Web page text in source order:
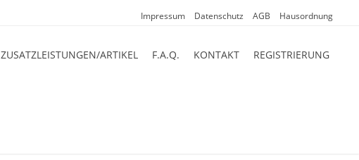
Impressum Datenschutz AGB Hausordnung
ZUSATZLEISTUNGEN/ARTIKEL F.A.Q. KONTAKT REGISTRIERUNG